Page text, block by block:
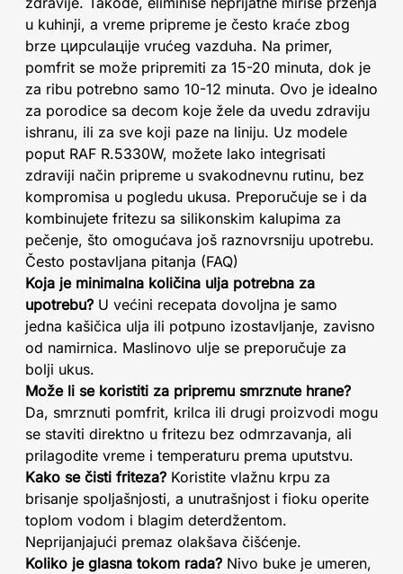
u kuhinji, a vreme pripreme je često kraće zbog
brze цирculaціje vrućeg vazduha. Na primer,
pomfrit se može pripremiti za 15-20 minuta, dok je
za ribu potrebno samo 10-12 minuta. Ovo je idealno
za porodice sa decom koje žele da uvedu zdraviju
ishranu, ili za sve koji paze na liniju. Uz modele
poput RAF R.5330W, možete lako integrisati
zdraviji način pripreme u svakodnevnu rutinu, bez
kompromisa u pogledu ukusa. Preporučuje se i da
kombinujete fritezu sa silikonskim kalupima za
pečenje, što omogućava još raznovrsniju upotrebu.
Često postavljana pitanja (FAQ)
Koja je minimalna količina ulja potrebna za
upotrebu? U većini recepata dovoljna je samo
jedna kašičica ulja ili potpuno izostavljanje, zavisno
od namirnica. Maslinovo ulje se preporučuje za
bolji ukus.
Može li se koristiti za pripremu smrznute hrane?
Da, smrznuti pomfrit, krilca ili drugi proizvodi mogu
se staviti direktno u fritezu bez odmrzavanja, ali
prilagodite vreme i temperaturu prema uputstvu.
Kako se čisti friteza? Koristite vlažnu krpu za
brisanje spoljašnjosti, a unutrašnjost i fioku operite
toplom vodom i blagim deterdžentom.
Neprijanjajući premaz olakšava čišćenje.
Koliko je glasna tokom rada? Nivo buke je umeren,